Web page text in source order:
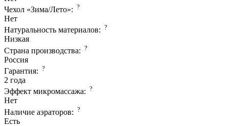
Чехол «Зима/Лето»: ?
Нет
Натуральность материалов: ?
Низкая
Страна производcтва: ?
Россия
Гарантия: ?
2 года
Эффект микромассажа: ?
Нет
Наличие аэраторов: ?
Есть